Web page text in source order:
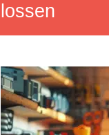
lossen